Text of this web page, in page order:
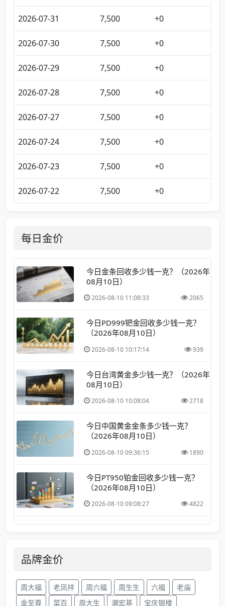
2026-07-31 7,500 +0
2026-07-30 7,500 +0
2026-07-29 7,500 +0
2026-07-28 7,500 +0
2026-07-27 7,500 +0
2026-07-24 7,500 +0
2026-07-23 7,500 +0
2026-07-22 7,500 +0
每日金价
今日金条回收多少钱一克？（2026年
08月10日）
2026-08-10 11:08:33 2065
今日PD999钯金回收多少钱一克？
（2026年08月10日）
2026-08-10 10:17:14 939
今日台湾黄金多少钱一克？（2026年
08月10日）
2026-08-10 10:08:04 2718
今日中国黄金金条多少钱一克？
（2026年08月10日）
2026-08-10 09:36:15 1890
今日PT950铂金回收多少钱一克？
（2026年08月10日）
2026-08-10 09:08:27 4822
品牌金价
周大福 老凤祥 周六福 周生生 六福
老庙
金至尊
菜百 周大生 潮宏基 宝庆银楼